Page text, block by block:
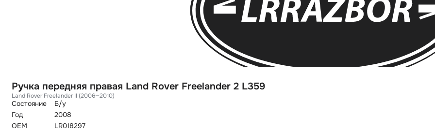
Ручка передняя правая Land Rover Freelander 2 L359
Land Rover Freelander II (2006—2010)
Состояние
Б/у
Год
2008
OEM
LR018297